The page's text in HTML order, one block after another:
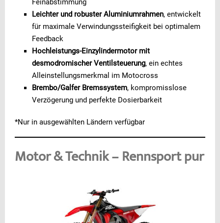
Leichter und robuster Aluminiumrahmen, entwickelt
für maximale Verwindungssteifigkeit bei optimalem
Feedback
Hochleistungs-Einzylindermotor mit
desmodromischer Ventilsteuerung, ein echtes
Alleinstellungsmerkmal im Motocross
Brembo/Galfer Bremssystem, kompromisslose
Verzögerung und perfekte Dosierbarkeit
*Nur in ausgewählten Ländern verfügbar
Motor & Technik – Rennsport pur